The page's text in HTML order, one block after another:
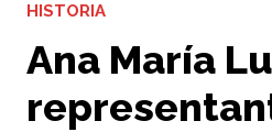
HISTORIA
Ana María